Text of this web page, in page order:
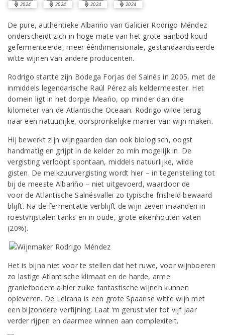
2024 2024 2024 2024
De pure, authentieke Albariño van Galiciër Rodrigo Méndez
onderscheidt zich in hoge mate van het grote aanbod koud
gefermenteerde, meer ééndimensionale, gestandaardiseerde
witte wijnen van andere producenten.
Rodrigo startte zijn Bodega Forjas del Salnés in 2005, met de
inmiddels legendarische Raúl Pérez als keldermeester. Het
domein ligt in het dorpje Meaño, op minder dan drie
kilometer van de Atlantische Oceaan. Rodrigo wilde terug
naar een natuurlijke, oorspronkelijke manier van wijn maken.
Hij bewerkt zijn wijngaarden dan ook biologisch, oogst
handmatig en grijpt in de kelder zo min mogelijk in. De
vergisting verloopt spontaan, middels natuurlijke, wilde
gisten. De melkzuurvergisting wordt hier – in tegenstelling tot
bij de meeste Albariño – niet uitgevoerd, waardoor de
voor de Atlantische Salnésvallei zo typische frisheid bewaard
blijft. Na de fermentatie verblijft de wijn zeven maanden in
roestvrijstalen tanks en in oude, grote eikenhouten vaten
(20%).
Het is bijna niet voor te stellen dat het ruwe, voor wijnboeren
zo lastige Atlantische klimaat en de harde, arme
granietbodem alhier zulke fantastische wijnen kunnen
opleveren. De Leirana is een grote Spaanse witte wijn met
een bijzondere verfijning. Laat ‘m gerust vier tot vijf jaar
verder rijpen en daarmee winnen aan complexiteit.